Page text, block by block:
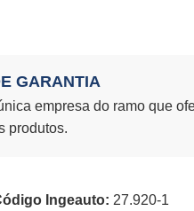
GARANTIA
empresa do ramo que
produtos.
Ingeauto: 27.920-1